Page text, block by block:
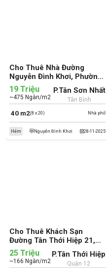
Cho Thuê Nhà Đường
Nguyễn Đình Khơi, Phường
Tân Sơn Nhất, Quận Tân
Bình (cũ)
Nhà phố
40 m2(8 x 20)
19 Triệu
~475 Ngàn/m2
P.Tân Sơn Nhất
Tân Bình
28-11-2025
Hẻm Nguyễn Đình Khơi
Cho Thuê Khách Sạn
Đường Tân Thới Hiệp 21,
Phường Tân Thới Hiệp,
Quận 12 (cũ)
25 Triệu
~166 Ngàn/m2
P.Tân Thới Hiệp
Quận 12